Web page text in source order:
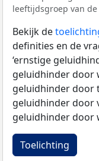
leeftijdsgroep van
Bekijk de
definities en de
‘ernstige
geluidhinder door
geluidhinder door
geluidhinder door
geluidhinder door
Toelichting